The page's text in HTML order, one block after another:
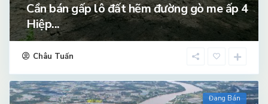
Cần bán gấp lô đất hẽm đường gò me ấp 4
Hiệp...
Châu Tuấn
Đang Bán